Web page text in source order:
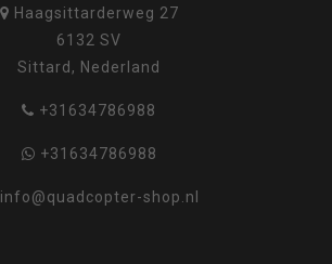
Haagsittarderweg 27
6132 SV
Sittard, Nederland
+31634786988
+31634786988
info@quadcopter-shop.nl